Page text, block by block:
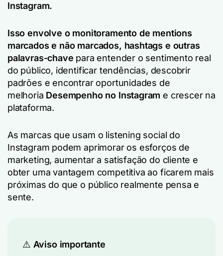
Instagram.
Isso envolve o monitoramento de mentions
marcados e não marcados, hashtags e outras
palavras-chave para entender o sentimento real
do público, identificar tendências, descobrir
padrões e encontrar oportunidades de
melhoria Desempenho no Instagram e crescer na
plataforma.
As marcas que usam o listening social do
Instagram podem aprimorar os esforços de
marketing, aumentar a satisfação do cliente e
obter uma vantagem competitiva ao ficarem mais
próximas do que o público realmente pensa e
sente.
⚠️ Aviso importante